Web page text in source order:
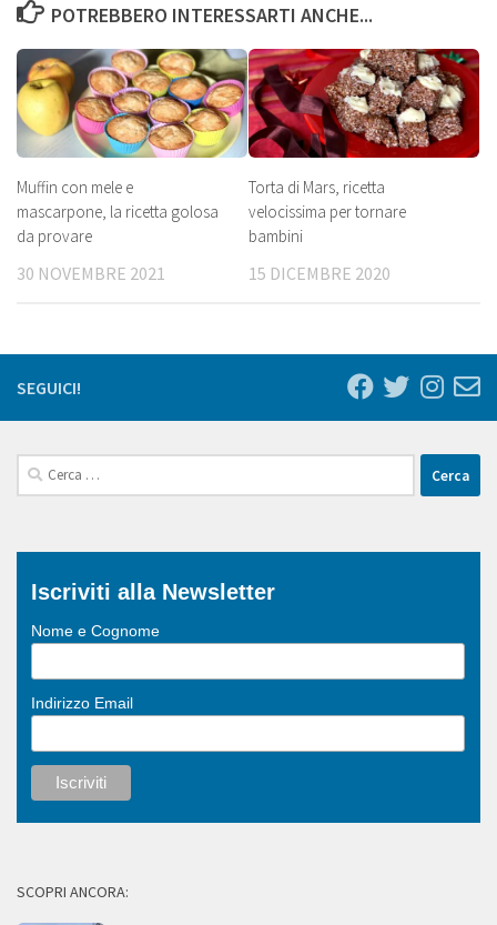
POTREBBERO INTERESSARTI ANCHE...
Muffin con mele e
mascarpone, la ricetta golosa
da provare
30 NOVEMBRE 2021
Torta di Mars, ricetta
velocissima per tornare
bambini
15 DICEMBRE 2020
SEGUICI!
Ricerca
per:
Iscriviti alla Newsletter
Nome e Cognome
Indirizzo Email
SCOPRI ANCORA: